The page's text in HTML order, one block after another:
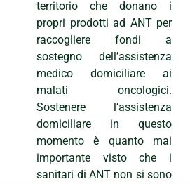
territorio che donano i
propri prodotti ad ANT per
raccogliere fondi a
sostegno dell’assistenza
medico domiciliare ai
malati oncologici.
Sostenere l’assistenza
domiciliare in questo
momento è quanto mai
importante visto che i
sanitari di ANT non si sono